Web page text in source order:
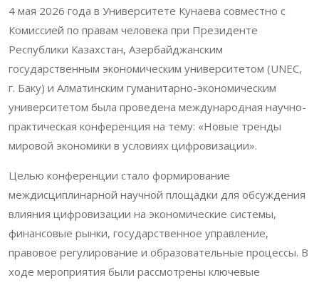
4 мая 2026 года в Университете Кунаева совместно с
Комиссией по правам человека при Президенте
Республики Казахстан, Азербайджанским
государственным экономическим университетом (UNEC,
г. Баку) и Алматинским гуманитарно-экономическим
университетом была проведена международная научно-
практическая конференция на тему: «Новые тренды
мировой экономики в условиях цифровизации».
Целью конференции стало формирование
междисциплинарной научной площадки для обсуждения
влияния цифровизации на экономические системы,
финансовые рынки, государственное управление,
правовое регулирование и образовательные процессы. В
ходе мероприятия были рассмотрены ключевые